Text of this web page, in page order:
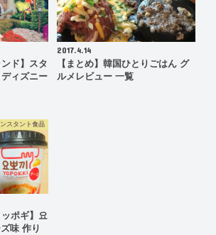
ド】スタ
ィズニー
2017.4.14
【まとめ】韓国ひとりごはん グ
ルメレビュー 一覧
スタント食品
ッポギ】요
味 作り